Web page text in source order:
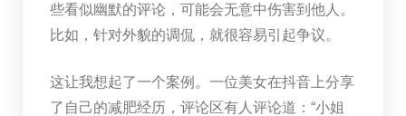
些看似幽默的评论，可能会无意中伤害到他人。
比如，针对外貌的调侃，就很容易引起争议。
这让我想起了一个案例。一位美女在抖音上分享
了自己的减肥经历，评论区有人评论道：“小姐